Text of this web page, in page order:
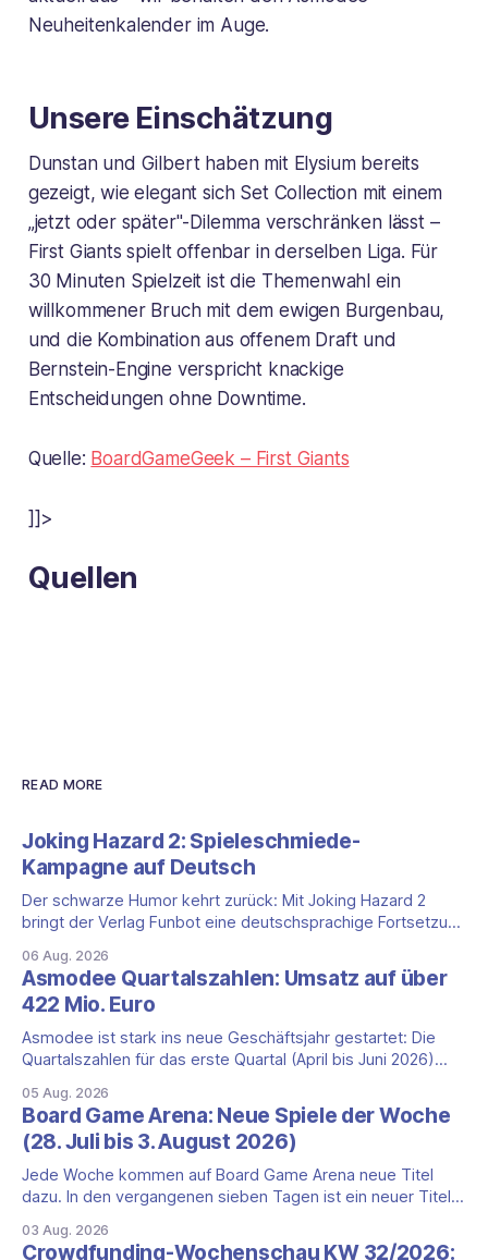
Neuheitenkalender im Auge.
Unsere Einschätzung
Dunstan und Gilbert haben mit Elysiumbereits
gezeigt, wie elegant sich Set Collection mit einem
„jetzt oder später"-Dilemma verschränken lässt –
First Giants spielt offenbar in derselben Liga. Für
30 Minuten Spielzeit ist die Themenwahl ein
willkommener Bruch mit dem ewigen Burgenbau,
und die Kombination aus offenem Draft und
Bernstein-Engine verspricht knackige
Entscheidungen ohne Downtime.
Quelle: BoardGameGeek – First Giants
]]>
Quellen
READ MORE
Joking Hazard 2: Spieleschmiede-
Kampagne auf Deutsch
Der schwarze Humor kehrt zurück: Mit Joking Hazard 2
bringt der Verlag Funbot eine deutschsprachige Fortsetzung
Happiness (Explosm) auf die Spieleschmiede. Wir ordnen
ein, was die Kampagne unter dem Motto „Die fiesen
Comics sind zurück!" bietet und wo sie schweigt.
06 Aug. 2026
Asmodee Quartalszahlen: Umsatz auf über
422 Mio. Euro
Asmodee ist stark ins neue Geschäftsjahr gestartet: Die
Quartalszahlen für das erste Quartal (April bis Juni 2026)
Prozent auf 422,1 Millionen Euro. Getragen wird das
Wachstum weiter von den Sammelkartenspielen, doch
erstmals seit Monaten zeigt auch das klassische
Brettspielgeschäft wieder
05 Aug. 2026
Board Game Arena: Neue Spiele der Woche
(28. Juli bis 3. August 2026)
Jede Woche kommen auf Board Game Arena neue Titel
dazu. In den vergangenen sieben Tagen ist ein neuer Titel
bekanntesten kooperativen Zombiespiele. Wir stellen dir
03 Aug. 2026
Crowdfunding-Wochenschau KW 32/2026: